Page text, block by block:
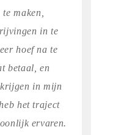
maken,
in te
hoef na te
betaal, en
in mijn
het traject
ervaren.